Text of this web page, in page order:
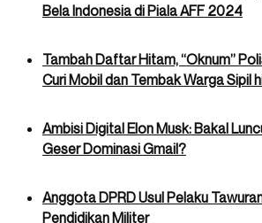
Bela Indonesia di Piala AFF 2024
Tambah Daftar Hitam, “Oknum”
Curi Mobil dan Tembak Warga Sipil
Ambisi Digital Elon Musk: Bakal
Geser Dominasi Gmail?
Anggota DPRD Usul Pelaku
Pendidikan Militer